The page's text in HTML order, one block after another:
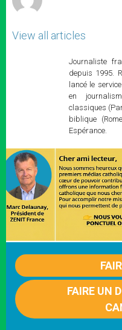
View all articles
Journaliste
depuis 1995.
lancé le
en
classiques
biblique
Espérance.
FAIRE UN